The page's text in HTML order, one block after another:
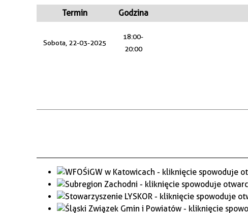
WAŻNE TELEFONY
GAZETA SAMORZĄDOWA
"PSZOW.PL"
PRZESTRZENNE
Termin Godzina
Sobota, 22-03-2025
18:00-
20:00